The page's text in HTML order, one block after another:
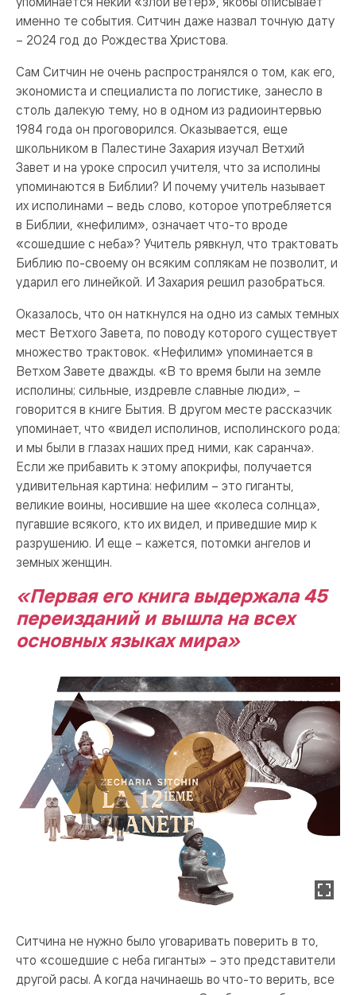
именно те события. Ситчин даже назвал точную дату
– 2024 год до Рождества Христова.
Сам Ситчин не очень распространялся о том, как его,
экономиста и специалиста по логистике, занесло в
столь далекую тему, но в одном из радиоинтервью
1984 года он проговорился. Оказывается, еще
школьником в Палестине Захария изучал Ветхий
Завет и на уроке спросил учителя, что за исполины
упоминаются в Библии? И почему учитель называет
их исполинами – ведь слово, которое употребляется
в Библии, «нефилим», означает что-то вроде
«сошедшие с неба»? Учитель рявкнул, что трактовать
Библию по-своему он всяким соплякам не позволит, и
ударил его линейкой. И Захария решил разобраться.
Оказалось, что он наткнулся на одно из самых темных
мест Ветхого Завета, по поводу которого существует
множество трактовок. «Нефилим» упоминается в
Ветхом Завете дважды. «В то время были на земле
исполины; сильные, издревле славные люди», –
говорится в книге Бытия. В другом месте рассказчик
упоминает, что «видел исполинов, исполинского рода;
и мы были в глазах наших пред ними, как саранча».
Если же прибавить к этому апокрифы, получается
удивительная картина: нефилим – это гиганты,
великие воины, носившие на шее «колеса солнца»,
пугавшие всякого, кто их видел, и приведшие мир к
разрушению. И еще – кажется, потомки ангелов и
земных женщин.
«Первая его книга выдержала 45
переизданий и вышла на всех
основных языках мира»
Ситчина не нужно было уговаривать поверить в то,
что «сошедшие с неба гиганты» – это представители
другой расы. А когда начинаешь во что-то верить, все